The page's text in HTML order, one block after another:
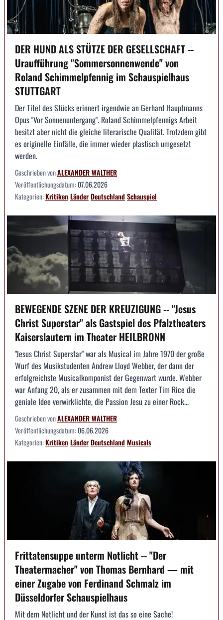
DER HUND ALS STÜTZE DER GESELLSCHAFT --
Uraufführung "Sommersonnenwende" von
Roland Schimmelpfennig im Schauspielhaus
STUTTGART
Der Titel des Stücks erinnert irgendwie an Gerhard Hauptmanns
Opus "Vor Sonnenuntergang". Roland Schimmelpfennigs Arbeit
besitzt aber nicht die gleiche literarische Qualität. Trotzdem gibt
es originelle Einfälle, die immer wieder plastisch umgesetzt
werden.
Geschrieben vonALEXANDER WALTHER
Veröffentlichungsdatum:07.06.2026
Kategorien:KritikenLänderDeutschlandSchauspiel
BEWEGENDE SZENE DER KREUZIGUNG -- "Jesus
Christ Superstar" als Gastspiel des Pfalztheaters
Kaiserslautern im Theater HEILBRONN
"Jesus Christ Superstar" war als Musical im Jahre 1970 der große
Wurf des Musikstudenten Andrew Lloyd Webber, der dann der
erfolgreichste Musicalkomponist der Gegenwart wurde. Webber
war Anfang 20, als er zusammen mit dem Texter Tim Rice die
geniale Idee verwirklichte, die Passion Jesu zu einer Rock...
Geschrieben vonALEXANDER WALTHER
Veröffentlichungsdatum:06.06.2026
Kategorien:KritikenLänderDeutschlandMusicals
Frittatensuppe unterm Notlicht -- "Der
Theatermacher" von Thomas Bernhard — mit
einer Zugabe von Ferdinand Schmalz im
Düsseldorfer Schauspielhaus
Mit dem Notlicht und der Kunst ist das so eine Sache!